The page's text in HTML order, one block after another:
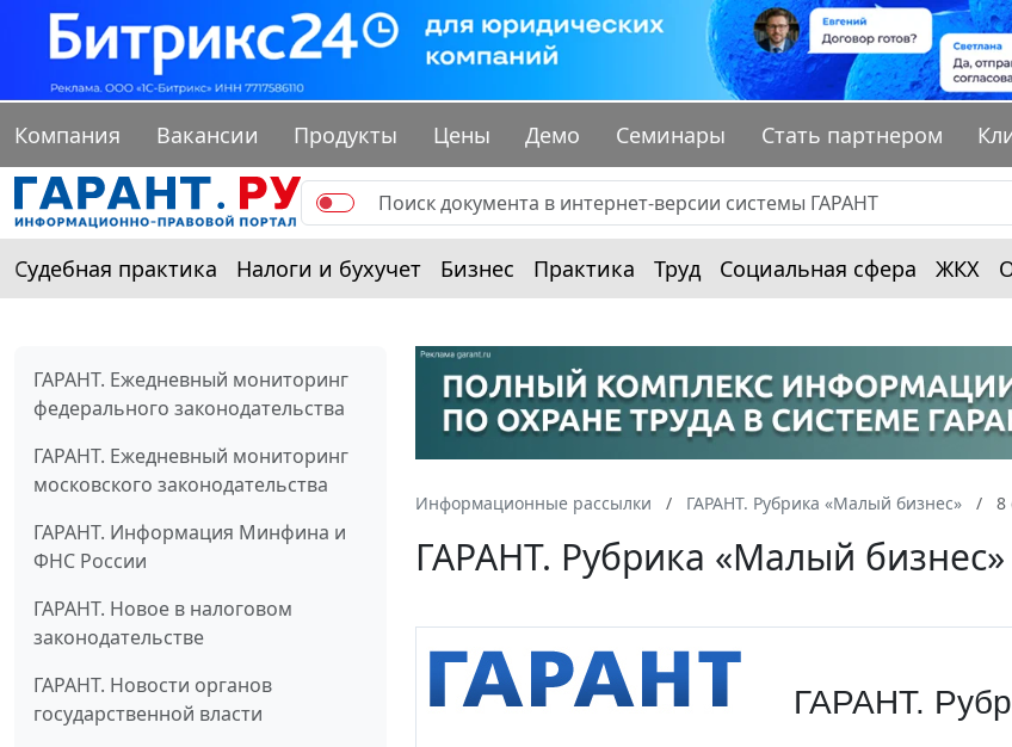
Компания Вакансии Продукты Цены Демо Семинары Стать партнером
Судебная практика Налоги и бухучет Бизнес Практика Труд Социальная сфера ЖКХ
ГАРАНТ. Ежедневный мониторинг
федерального законодательства
ГАРАНТ. Ежедневный мониторинг
московского законодательства
ГАРАНТ. Информация Минфина и
ФНС России
ГАРАНТ. Новое в налоговом
законодательстве
ГАРАНТ. Новости органов
государственной власти
Информационные рассылки ГАРАНТ. Рубрика «Малый бизнес» 8
ГАРАНТ. Рубрика «Малый бизнес»
ГАРАНТ.